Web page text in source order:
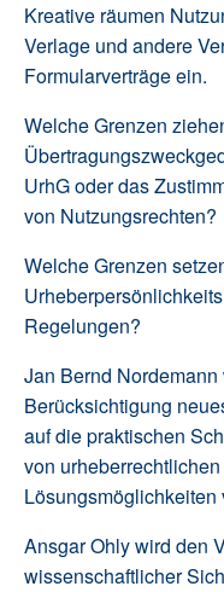
Kreative räumen
Verlage und andere
Formularverträge ein.
Welche Grenzen
UrhG oder das
von Nutzungsrechten?
Welche Grenzen
Regelungen?
Jan Bernd
Berücksichtigung
auf die praktischen
von
Lösungsmöglichkeiten
Ansgar Ohly wird den
wissenschaftlicher